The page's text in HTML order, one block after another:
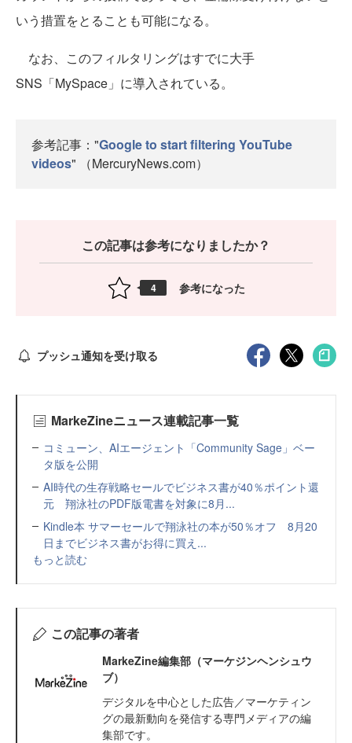
いう措置をとることも可能になる。
なお、このフィルタリングはすでに大手
SNS「MySpace」に導入されている。
参考記事："Google to start filtering YouTube
videos" （MercuryNews.com）
この記事は参考になりましたか？
4 参考になった
プッシュ通知を受け取る
MarkeZineニュース連載記事一覧
コミューン、AIエージェント「Community Sage」ベー
タ版を公開
AI時代の生存戦略セールでビジネス書が40％ポイント還
元 翔泳社のPDF版電書を対象に8月...
Kindle本 サマーセールで翔泳社の本が50％オフ 8月20
日までビジネス書がお得に買え...
もっと読む
この記事の著者
MarkeZine編集部（マーケジンヘンシュウ
ブ）
デジタルを中心とした広告／マーケティン
グの最新動向を発信する専門メディアの編
集部です。